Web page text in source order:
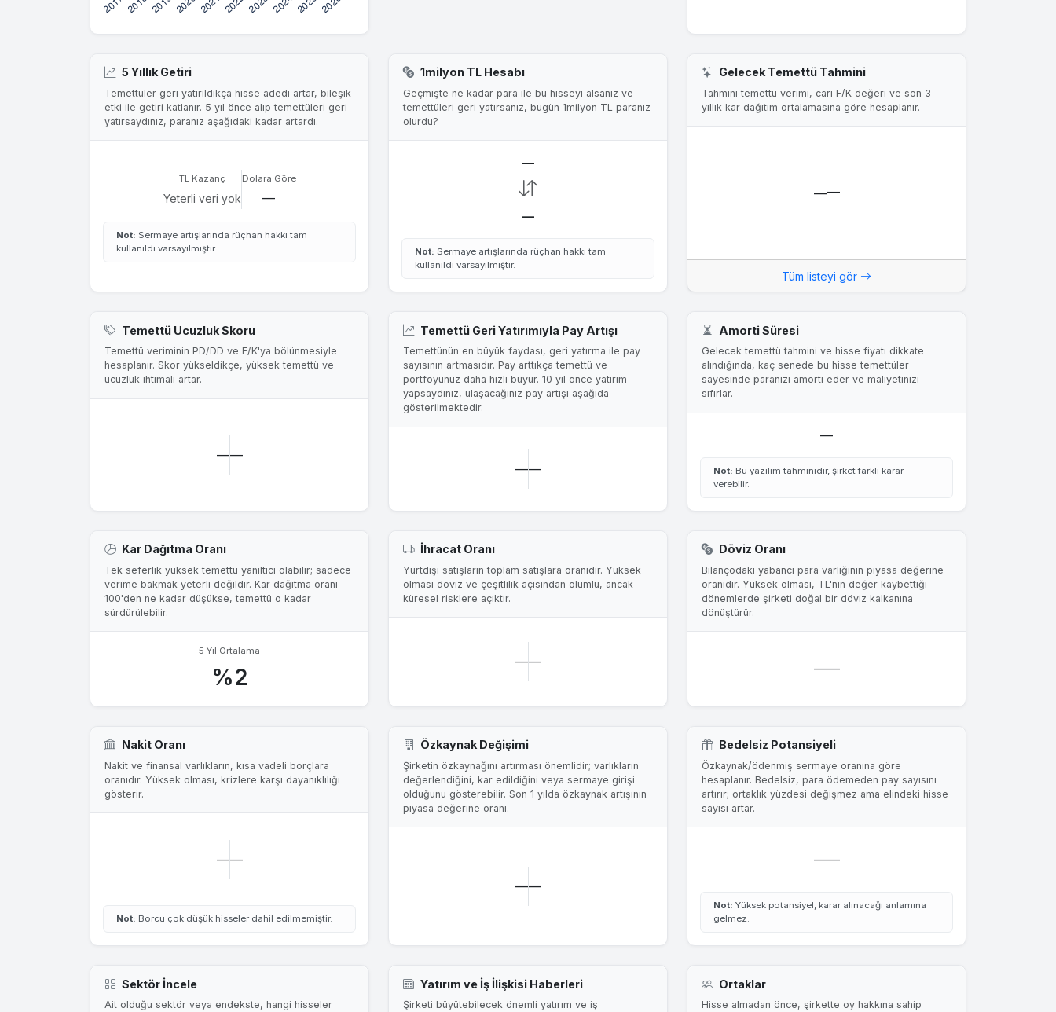
5 Yıllık Getiri
Temettüler geri yatırıldıkça hisse adedi artar, bileşik
etki ile getiri katlanır. 5 yıl önce alıp temettüleri geri
yatırsaydınız, paranız aşağıdaki kadar artardı.
TL Kazanç
Yeterli veri yok
Dolara Göre
—
Not: Sermaye artışlarında rüçhan hakkı tam
kullanıldı varsayılmıştır.
1milyon TL Hesabı
Geçmişte ne kadar para ile bu hisseyi alsanız ve
temettüleri geri yatırsanız, bugün 1milyon TL paranız
olurdu?
—
—
Not: Sermaye artışlarında rüçhan hakkı tam
kullanıldı varsayılmıştır.
Gelecek Temettü Tahmini
Tahmini temettü verimi, cari F/K değeri ve son 3
yıllık kar dağıtım ortalamasına göre hesaplanır.
——
Tüm listeyi gör
Temettü Ucuzluk Skoru
Temettü veriminin PD/DD ve F/K'ya bölünmesiyle
hesaplanır. Skor yükseldikçe, yüksek temettü ve
ucuzluk ihtimali artar.
——
Temettü Geri Yatırımıyla Pay Artışı
Temettünün en büyük faydası, geri yatırma ile pay
sayısının artmasıdır. Pay arttıkça temettü ve
portföyünüz daha hızlı büyür. 10 yıl önce yatırım
yapsaydınız, ulaşacağınız pay artışı aşağıda
gösterilmektedir.
——
Amorti Süresi
Gelecek temettü tahmini ve hisse fiyatı dikkate
alındığında, kaç senede bu hisse temettüler
sayesinde paranızı amorti eder ve maliyetinizi
sıfırlar.
—
Not: Bu yazılım tahminidir, şirket farklı karar
verebilir.
Kar Dağıtma Oranı
Tek seferlik yüksek temettü yanıltıcı olabilir; sadece
verime bakmak yeterli değildir. Kar dağıtma oranı
100'den ne kadar düşükse, temettü o kadar
sürdürülebilir.
5 Yıl Ortalama
%2
İhracat Oranı
Yurtdışı satışların toplam satışlara oranıdır. Yüksek
olması döviz ve çeşitlilik açısından olumlu, ancak
küresel risklere açıktır.
——
Döviz Oranı
Bilançodaki yabancı para varlığının piyasa değerine
oranıdır. Yüksek olması, TL'nin değer kaybettiği
dönemlerde şirketi doğal bir döviz kalkanına
dönüştürür.
——
Nakit Oranı
Nakit ve finansal varlıkların, kısa vadeli borçlara
oranıdır. Yüksek olması, krizlere karşı dayanıklılığı
gösterir.
——
Not: Borcu çok düşük hisseler dahil edilmemiştir.
Özkaynak Değişimi
Şirketin özkaynağını artırması önemlidir; varlıkların
değerlendiğini, kar edildiğini veya sermaye girişi
olduğunu gösterebilir. Son 1 yılda özkaynak artışının
piyasa değerine oranı.
——
Bedelsiz Potansiyeli
Özkaynak/ödenmiş sermaye oranına göre
hesaplanır. Bedelsiz, para ödemeden pay sayısını
artırır; ortaklık yüzdesi değişmez ama elindeki hisse
sayısı artar.
——
Not: Yüksek potansiyel, karar alınacağı anlamına
gelmez.
Sektör İncele
Ait olduğu sektör veya endekste, hangi hisseler
Yatırım ve İş İlişkisi Haberleri
Şirketi büyütebilecek önemli yatırım ve iş
Ortaklar
Hisse almadan önce, şirkette oy hakkına sahip